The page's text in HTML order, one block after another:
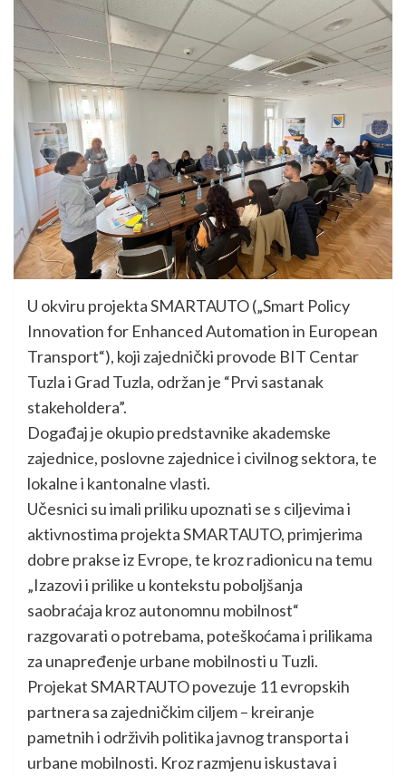
U okviru projekta SMARTAUTO („Smart Policy
Innovation for Enhanced Automation in European
Transport“), koji zajednički provode BIT Centar
Tuzla i Grad Tuzla, održan je “Prvi sastanak
stakeholdera”.
Događaj je okupio predstavnike akademske
zajednice, poslovne zajednice i civilnog sektora, te
lokalne i kantonalne vlasti.
Učesnici su imali priliku upoznati se s ciljevima i
aktivnostima projekta SMARTAUTO, primjerima
dobre prakse iz Evrope, te kroz radionicu na temu
„Izazovi i prilike u kontekstu poboljšanja
saobraćaja kroz autonomnu mobilnost“
razgovarati o potrebama, poteškoćama i prilikama
za unapređenje urbane mobilnosti u Tuzli.
Projekat SMARTAUTO povezuje 11 evropskih
partnera sa zajedničkim ciljem – kreiranje
pametnih i održivih politika javnog transporta i
urbane mobilnosti. Kroz razmjenu iskustava i